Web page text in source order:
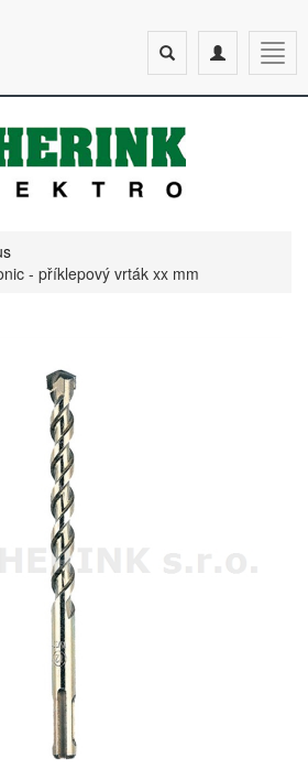
Toggle
navigation
Toggle
search
- příklepový vrták xx mm